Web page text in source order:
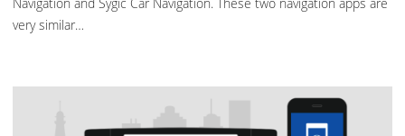
very similar…